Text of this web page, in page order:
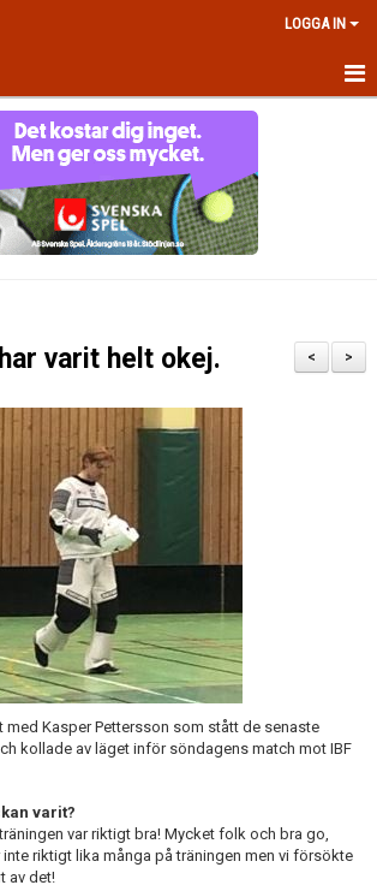
LOGGA IN
>
<
varit helt okej.
Kasper Pettersson som stått de senaste
kollade av läget inför söndagens match mot IBF
varit?
var riktigt bra! Mycket folk och bra go,
inte riktigt lika många på träningen men vi försökte
av det!